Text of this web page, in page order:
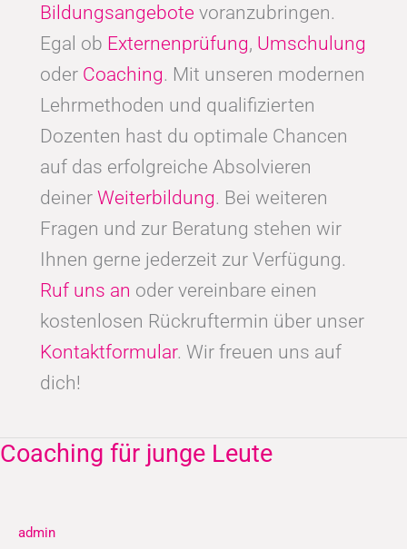
Bildungsangebote voranzubringen.
Egal ob Externenprüfung, Umschulung
oder Coaching. Mit unseren modernen
Lehrmethoden und qualifizierten
Dozenten hast du optimale Chancen
auf das erfolgreiche Absolvieren
deiner Weiterbildung. Bei weiteren
Fragen und zur Beratung stehen wir
Ihnen gerne jederzeit zur Verfügung.
Ruf uns an oder vereinbare einen
kostenlosen Rückruftermin über unser
Kontaktformular. Wir freuen uns auf
dich!
Coaching für junge Leute
admin
Coaching
Leute